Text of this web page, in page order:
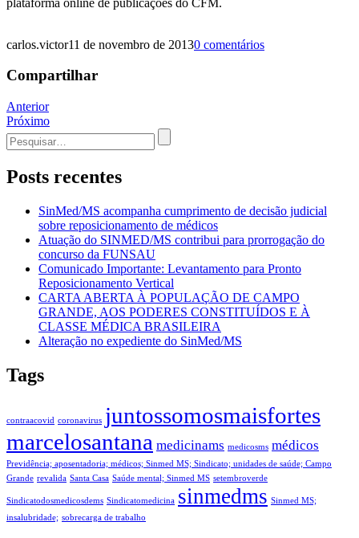
carlos.victor11 de novembro de 20130 comentários
Compartilhar
Navegação
de
Post
Anterior
Próximo
Procurar
por:
Posts recentes
SinMed/MS acompanha cumprimento de decisão judicial
sobre reposicionamento de médicos
Atuação do SINMED/MS contribui para prorrogação do
concurso da FUNSAU
Comunicado Importante: Levantamento para Pronto
Reposicionamento Vertical
CARTA ABERTA À POPULAÇÃO DE CAMPO
GRANDE, AOS PODERES CONSTITUÍDOS E À
CLASSE MÉDICA BRASILEIRA
Alteração no expediente do SinMed/MS
Tags
contraacovid coronavirus juntossomosmaisfortes
marcelosantana medicinams medicosms médicos
Previdência; aposentadoria; médicos; Sinmed MS; Sindicato; unidades de saúde; Campo
Grande revalida Santa Casa Saúde mental; Sinmed MS setembroverde
Sindicatodosmedicosdems Sindicatomedicina sinmedms Sinmed MS;
insalubridade; sobrecarga de trabalho